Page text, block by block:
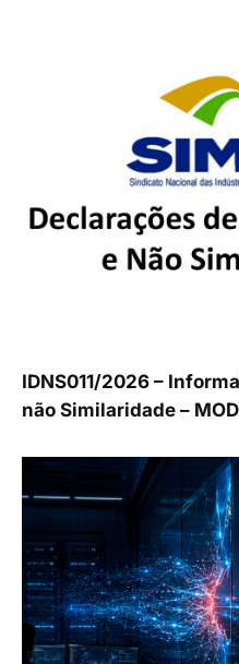
IDNS011/2026 –
não Similaridade –